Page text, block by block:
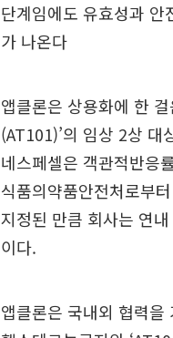
단계임에도 유효성과
가 나온다
앱클론은 상용화에 한
(AT101)’의 임상 2상 대
네스페셀은 객관적반응
식품의약품안전처로부
지정된 만큼 회사는 연
이다.
앱클론은 국내외 협력